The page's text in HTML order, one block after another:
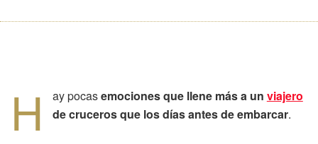
H ay pocasemociones que llene más a un viajero
de cruceros que los días antes de embarcar.